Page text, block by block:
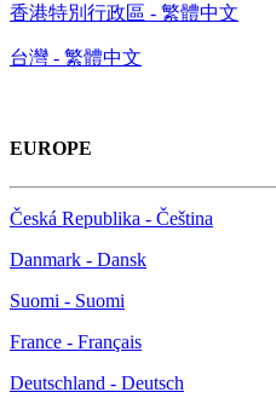
香港特別行政區 - 繁體中文
台灣 - 繁體中文
EUROPE
Česká Republika - Čeština
Danmark - Dansk
Suomi - Suomi
France - Français
Deutschland - Deutsch